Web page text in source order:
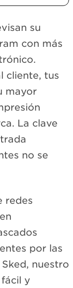
su
con más
cliente, tus
mayor
La clave
no se
redes
por las
nuestro
y